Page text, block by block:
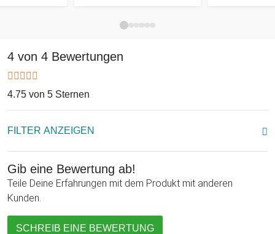
4 von 4 Bewertungen
4.75 von 5 Sternen
FILTER ANZEIGEN
Gib eine Bewertung ab!
Teile Deine Erfahrungen mit dem Produkt mit anderen
Kunden.
SCHREIB EINE BEWERTUNG